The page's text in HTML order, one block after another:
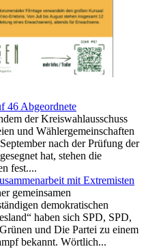
46 Abgeordnete
der Kreiswahlausschuss
und Wählergemeinschaften
nach der Prüfung der
hat, stehen die
fest....
mit Extremisten
gemeinsamen
demokratischen
haben sich SPD, SPD,
und Die Partei zu einem
bekannt. Wörtlich...